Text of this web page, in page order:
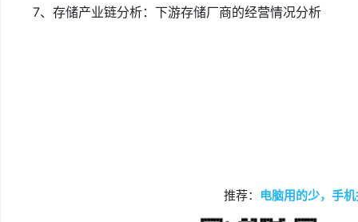
7、存储产业链分析：下游存储厂商的经营情况分析
推荐： 电脑用的少，手